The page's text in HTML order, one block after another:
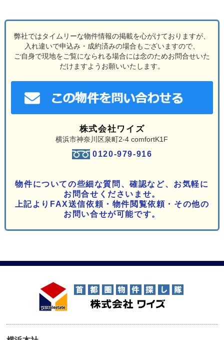
弊社ではタイムリーな物件情報の掲載を心がけておりますが、
入れ違いで申込み・成約済みの場合もございますので、
ご自身で現地をご覧になられる場合には念のためお問合せいた
だけますようお願いいたします。
株式会社ワイズ
横浜市神奈川区泉町2-4 comfortK1F
0120-979-916
物件についての些細な質問、確認など、お気軽に
お問合せくださいませ。
上記よりFAX送信依頼・物件閲覧依頼・その他の
お問い合せが可能です。